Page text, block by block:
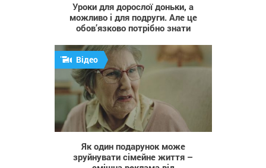
Уроки для дорослої доньки, а
можливо і для подруги. Але це
обов’язково потрібно знати
1 499
Відео
Як один подарунок може
зруйнувати сімейне життя –